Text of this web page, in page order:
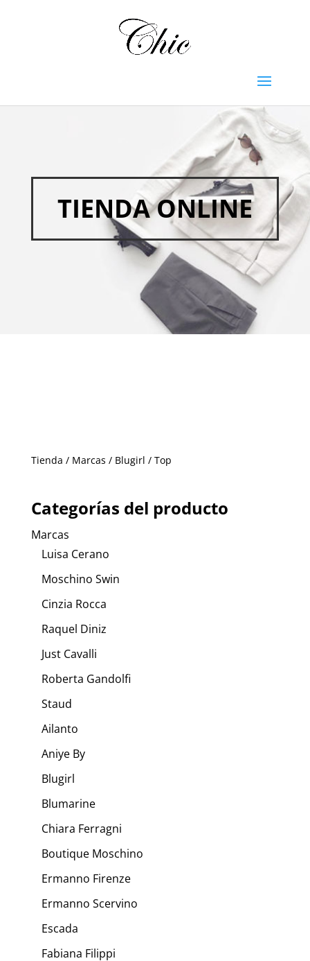
TIENDA ONLINE
Tienda / Marcas / Blugirl / Top
Categorías del producto
Marcas
Luisa Cerano
Moschino Swin
Cinzia Rocca
Raquel Diniz
Just Cavalli
Roberta Gandolfi
Staud
Ailanto
Aniye By
Blugirl
Blumarine
Chiara Ferragni
Boutique Moschino
Ermanno Firenze
Ermanno Scervino
Escada
Fabiana Filippi